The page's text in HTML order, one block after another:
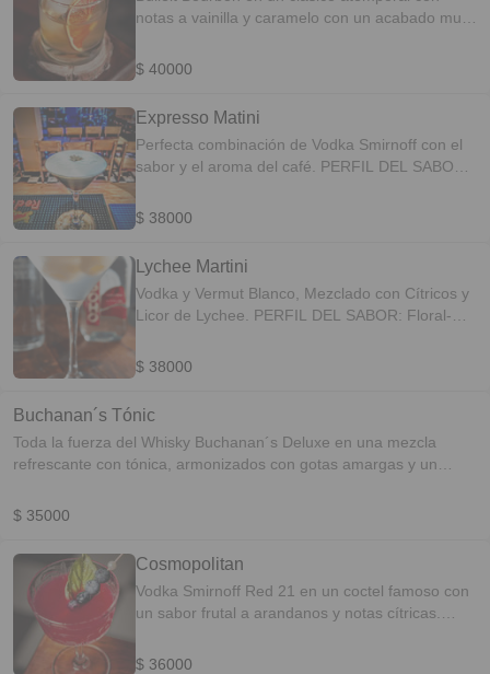
notas a vainilla y caramelo con un acabado muy
Amaderado
$ 40000
Expresso Matini
Perfecta combinación de Vodka Smirnoff con el
sabor y el aroma del café. PERFIL DEL SABOR:
$ 38000
Lychee Martini
Vodka y Vermut Blanco, Mezclado con Cítricos y
Licor de Lychee. PERFIL DEL SABOR: Floral-
$ 38000
Buchanan´s Tónic
Toda la fuerza del Whisky Buchanan´s Deluxe en una mezcla
refrescante con tónica, armonizados con gotas amargas y un
Resfrescante/Especiado
$ 35000
Cosmopolitan
Vodka Smirnoff Red 21 en un coctel famoso con
un sabor frutal a arandanos y notas cítricas.
$ 36000